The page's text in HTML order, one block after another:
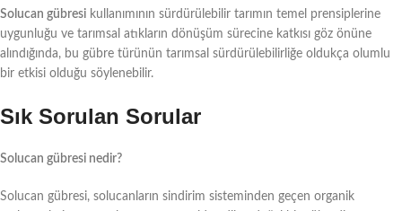
Solucan gübresi kullanımının sürdürülebilir tarımın temel prensiplerine
uygunluğu ve tarımsal atıkların dönüşüm sürecine katkısı göz önüne
alındığında, bu gübre türünün tarımsal sürdürülebilirliğe oldukça olumlu
bir etkisi olduğu söylenebilir.
Sık Sorulan Sorular
Solucan gübresi nedir?
Solucan gübresi, solucanların sindirim sisteminden geçen organik